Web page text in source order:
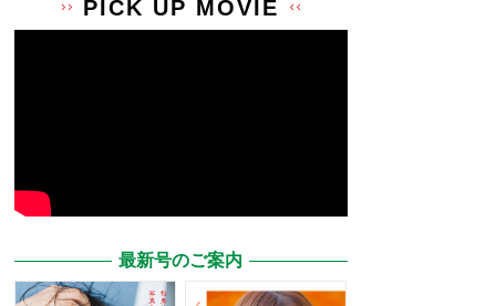
PICK UP MOVIE
最新号のご案内